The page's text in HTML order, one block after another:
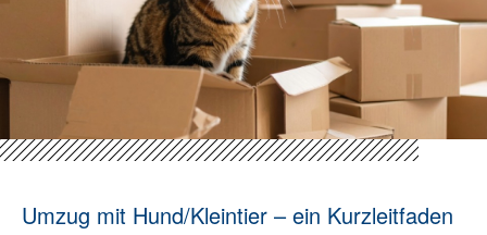
Umzug mit Hund/Kleintier – ein Kurzleitfaden